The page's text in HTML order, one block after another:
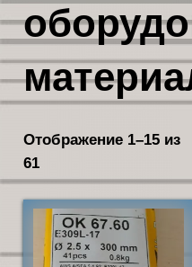
Отображение 1–15 из
61Сортировка:
самые
недавние